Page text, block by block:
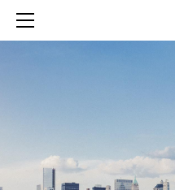
知財活動
生成AIを活用し